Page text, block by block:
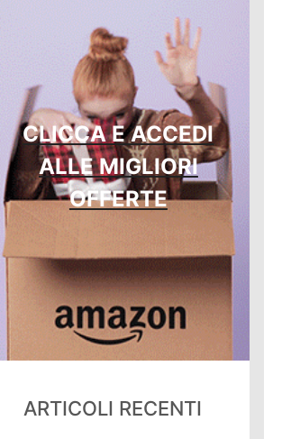
CLICCA E ACCEDI
ALLE MIGLIORI
OFFERTE
ARTICOLI RECENTI